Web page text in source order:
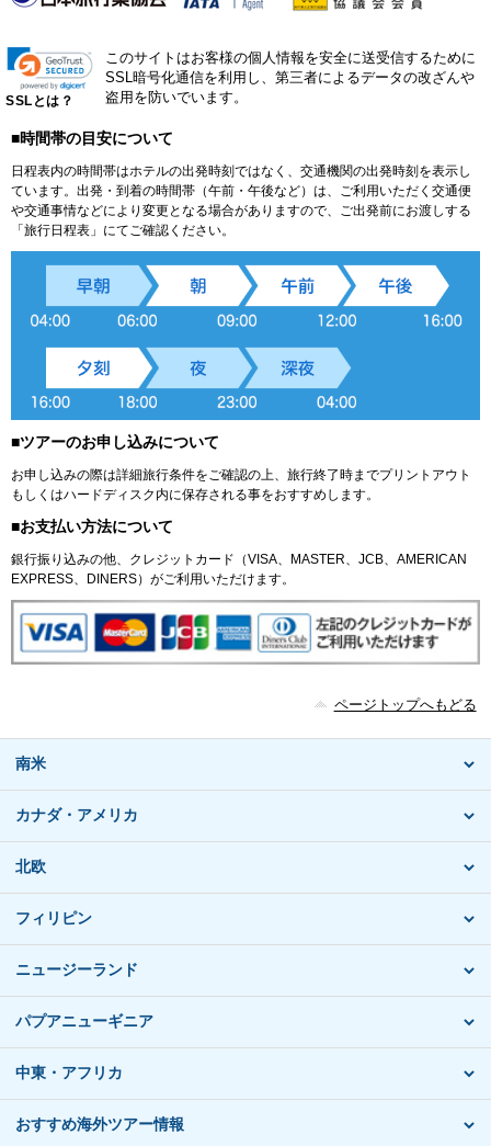
SSLとは？
このサイトはお客様の個人情報を安全に送受信するために
SSL暗号化通信を利用し、第三者によるデータの改ざんや
盗用を防いでいます。
■時間帯の目安について
日程表内の時間帯はホテルの出発時刻ではなく、交通機関の出発時刻を表示し
ています。出発・到着の時間帯（午前・午後など）は、ご利用いただく交通便
や交通事情などにより変更となる場合がありますので、ご出発前にお渡しする
「旅行日程表」にてご確認ください。
■ツアーのお申し込みについて
お申し込みの際は詳細旅行条件をご確認の上、旅行終了時までプリントアウト
もしくはハードディスク内に保存される事をおすすめします。
■お支払い方法について
銀行振り込みの他、クレジットカード（VISA、MASTER、JCB、AMERICAN
EXPRESS、DINERS）がご利用いただけます。
ページトップへもどる
南米
カナダ・アメリカ
北欧
フィリピン
ニュージーランド
パプアニューギニア
中東・アフリカ
おすすめ海外ツアー情報